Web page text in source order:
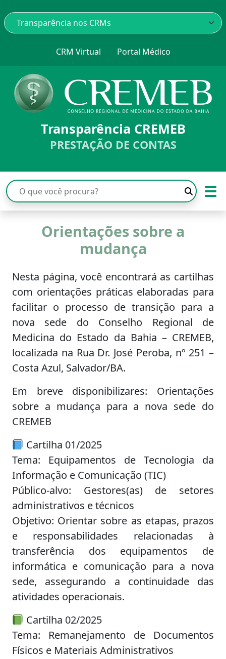
CRM Virtual Portal Médico
Transparência CREMEB
PRESTAÇÃO DE CONTAS
☰
Orientações sobre a
mudança
Nesta página, você encontrará as cartilhas
com orientações práticas elaboradas para
facilitar o processo de transição para a
nova sede do Conselho Regional de
Medicina do Estado da Bahia – CREMEB,
localizada na Rua Dr. José Peroba, nº 251 –
Costa Azul, Salvador/BA.
Em breve disponibilizares: Orientações
sobre a mudança para a nova sede do
CREMEB
Cartilha 01/2025
Tema: Equipamentos de Tecnologia da
Informação e Comunicação (TIC)
Público-alvo: Gestores(as) de setores
administrativos e técnicos
Objetivo: Orientar sobre as etapas, prazos
e responsabilidades relacionadas à
transferência dos equipamentos de
informática e comunicação para a nova
sede, assegurando a continuidade das
atividades operacionais.
Cartilha 02/2025
Tema: Remanejamento de Documentos
Físicos e Materiais Administrativos